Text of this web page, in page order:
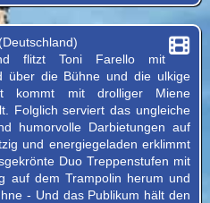
(Deutschland)
flitzt Toni Farello mit
über die Bühne und die ulkige
kommt mit drolliger Miene
Folglich serviert das ungleiche
humorvolle Darbietungen auf
und energiegeladen erklimmt
Duo Treppenstufen mit
auf dem Trampolin herum und
- Und das Publikum hält den